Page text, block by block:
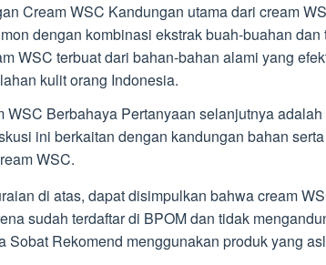
Cream WSC Kandungan utama dari cream
dengan kombinasi ekstrak buah-buahan
WSC terbuat dari bahan-bahan alami yang
kulit orang Indonesia.
WSC Berbahaya Pertanyaan selanjutnya
ini berkaitan dengan kandungan bahan
WSC.
di atas, dapat disimpulkan bahwa cream
sudah terdaftar di BPOM dan tidak
Sobat Rekomend menggunakan produk yang